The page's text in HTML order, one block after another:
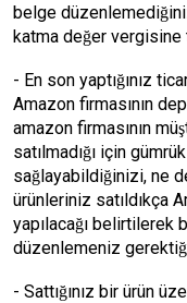
belge
katma değer vergisine
- En son yaptığınız
Amazon firmasının
amazon firmasının
satılmadığı için
sağlayabildiğinizi, ne
ürünleriniz satıldıkça
yapılacağı belirtilerek
düzenlemeniz
- Sattığınız bir ürün